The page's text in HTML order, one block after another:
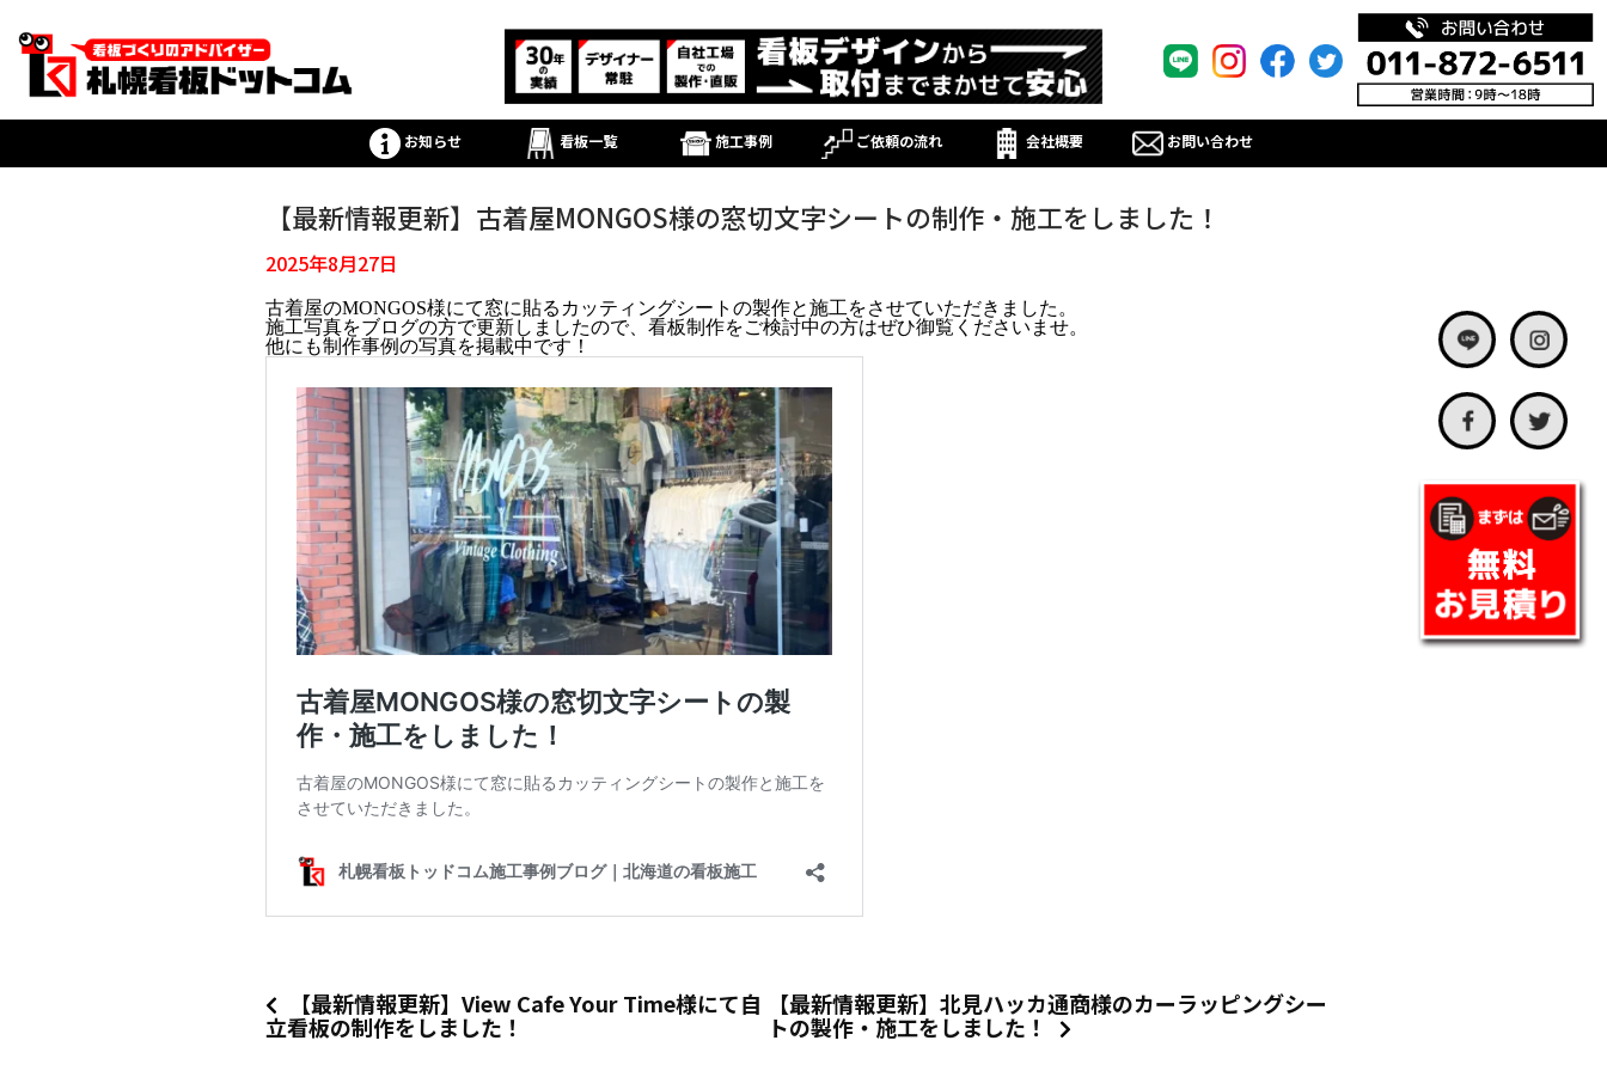
お知らせ 看板一覧 施工事例 ご依頼の流れ 会社概要 お問い合わせ
【最新情報更新】古着屋MONGOS様の窓切文字シートの制作・施工をしました！
2025年8月27日
古着屋のMONGOS様にて窓に貼るカッティングシートの製作と施工をさせていただきました。
施工写真をブログの方で更新しましたので、看板制作をご検討中の方はぜひ御覧くださいませ。
他にも制作事例の写真を掲載中です！
【最新情報更新】View Cafe Your Time様にて自
立看板の制作をしました！
【最新情報更新】北見ハッカ通商様のカーラッピングシー
トの製作・施工をしました！